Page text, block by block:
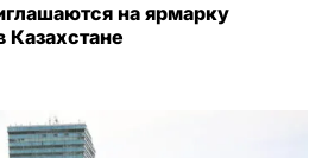
на ярмарку